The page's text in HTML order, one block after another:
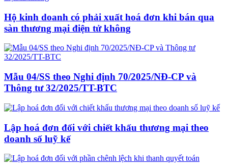
Hộ kinh doanh có phải xuất hoá đơn khi bán qua
sàn thương mại điện tử không
Mẫu 04/SS theo Nghi định 70/2025/NĐ-CP và
Thông tư 32/2025/TT-BTC
Lập hoá đơn đối với chiết khấu thương mại theo
doanh số luỹ kế